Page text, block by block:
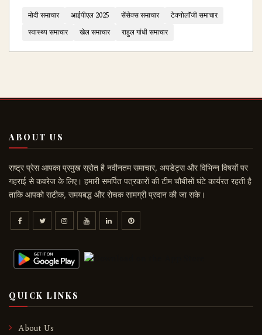
मोदी समाचार आईपीएल 2025 सेंसेक्स समाचार
टेक्नोलॉजी समाचार
स्वास्थ्य समाचार
खेल समाचार राहुल गांधी समाचार
ABOUT US
राष्ट्र प्रेस आपका प्रमुख स्रोत है नवीनतम समाचार, अपडेट्स और विभिन्न विषयों पर
गहराई से कवरेज के लिए। हमारी समर्पित पत्रकारों की टीम चौबीसों घंटे कार्यरत रहती है
ताकि आपको सटीक, समयबद्ध और रोचक सामग्री प्रदान की जा सके।
QUICK LINKS
About Us